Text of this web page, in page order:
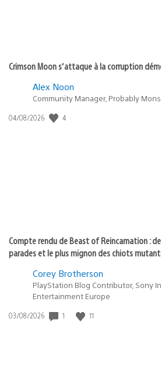
Crimson Moon s’attaque à la corruption
Alex Noon
Community Manager, Probably
Date
04/08/2026 4
Compte rendu de Beast of Reincarnation :
parades et le plus mignon des chiots
Corey Brotherson
PlayStation Blog Contributor, Sony
Entertainment Europe
Date
03/08/2026 1 11